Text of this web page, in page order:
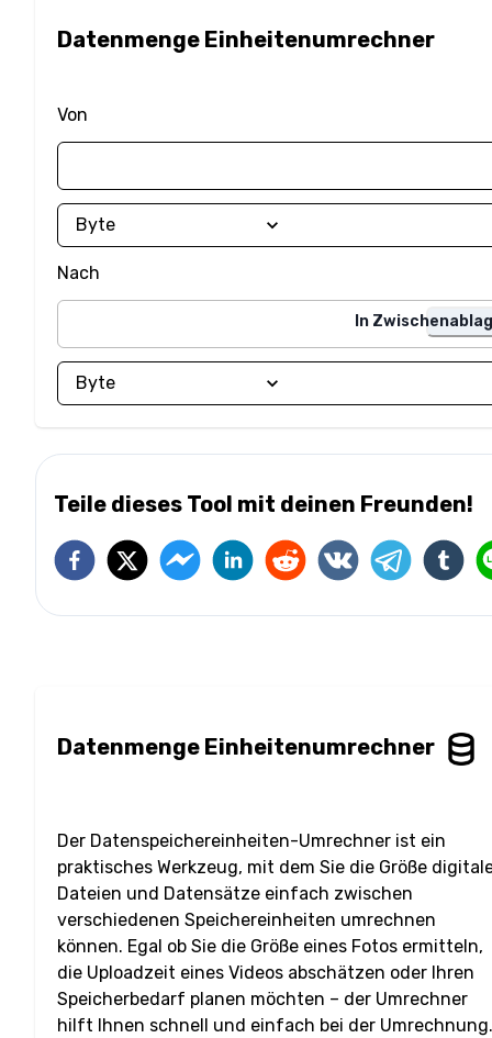
Datenmenge Einheitenumrechner
Von
Nach
In
Teile dieses Tool mit deinen Freunden!
Datenmenge Einheitenumrechner
Der Datenspeichereinheiten-Umrechner ist ein
praktisches Werkzeug, mit dem Sie die Größe
Dateien und Datensätze einfach zwischen
verschiedenen Speichereinheiten umrechnen
können. Egal ob Sie die Größe eines Fotos ermitteln,
die Uploadzeit eines Videos abschätzen oder Ihren
Speicherbedarf planen möchten – der Umrechner
hilft Ihnen schnell und einfach bei der Umrechnung.